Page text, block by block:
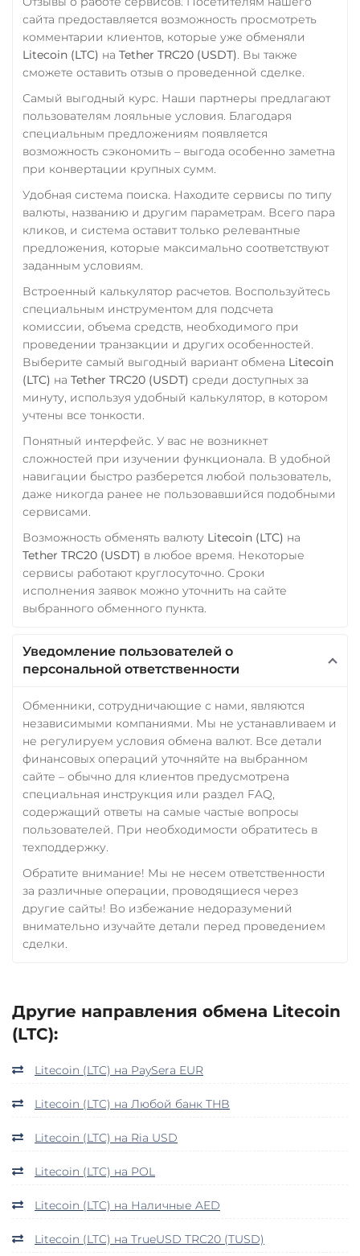
сайта предоставляется возможность просмотреть
комментарии клиентов, которые уже обменяли
Litecoin (LTC) на Tether TRC20 (USDT). Вы также
сможете оставить отзыв о проведенной сделке.
Самый выгодный курс. Наши партнеры предлагают
пользователям лояльные условия. Благодаря
специальным предложениям появляется
возможность сэкономить – выгода особенно заметна
при конвертации крупных сумм.
Удобная система поиска. Находите сервисы по типу
валюты, названию и другим параметрам. Всего пара
кликов, и система оставит только релевантные
предложения, которые максимально соответствуют
заданным условиям.
Встроенный калькулятор расчетов. Воспользуйтесь
специальным инструментом для подсчета
комиссии, объема средств, необходимого при
проведении транзакции и других особенностей.
Выберите самый выгодный вариант обмена Litecoin
(LTC) на Tether TRC20 (USDT) среди доступных за
минуту, используя удобный калькулятор, в котором
учтены все тонкости.
Понятный интерфейс. У вас не возникнет
сложностей при изучении функционала. В удобной
навигации быстро разберется любой пользователь,
даже никогда ранее не пользовавшийся подобными
сервисами.
Возможность обменять валюту Litecoin (LTC) на
Tether TRC20 (USDT) в любое время. Некоторые
сервисы работают круглосуточно. Сроки
исполнения заявок можно уточнить на сайте
выбранного обменного пункта.
Уведомление пользователей о
персональной ответственности
Обменники, сотрудничающие с нами, являются
независимыми компаниями. Мы не устанавливаем и
не регулируем условия обмена валют. Все детали
финансовых операций уточняйте на выбранном
сайте – обычно для клиентов предусмотрена
специальная инструкция или раздел FAQ,
содержащий ответы на самые частые вопросы
пользователей. При необходимости обратитесь в
техподдержку.
Обратите внимание! Мы не несем ответственности
за различные операции, проводящиеся через
другие сайты! Во избежание недоразумений
внимательно изучайте детали перед проведением
сделки.
Другие направления обмена Litecoin
(LTC):
Litecoin (LTC) на PaySera EUR
Litecoin (LTC) на Любой банк THB
Litecoin (LTC) на Ria USD
Litecoin (LTC) на POL
Litecoin (LTC) на Наличные AED
Litecoin (LTC) на TrueUSD TRC20 (TUSD)